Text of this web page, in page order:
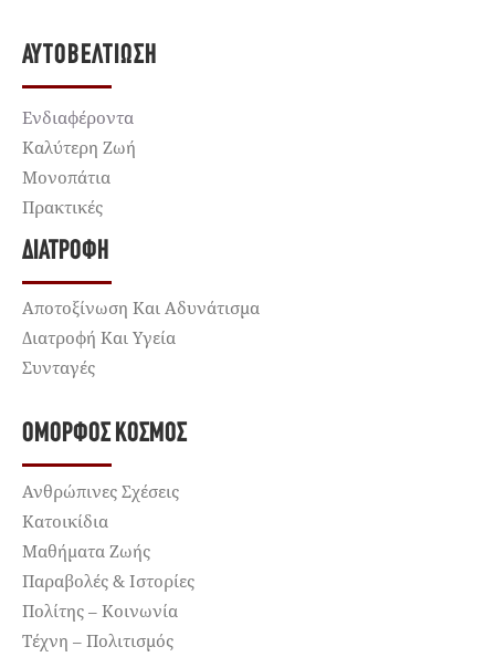
ΑΥΤΟΒΕΛΤΊΩΣΗ
Ενδιαφέροντα
Καλύτερη Ζωή
Μονοπάτια
Πρακτικές
ΔΙΑΤΡΟΦΉ
Αποτοξίνωση Και Αδυνάτισμα
Διατροφή Και Υγεία
Συνταγές
ΌΜΟΡΦΟΣ ΚΌΣΜΟΣ
Ανθρώπινες Σχέσεις
Κατοικίδια
Μαθήματα Ζωής
Παραβολές & Ιστορίες
Πολίτης – Κοινωνία
Τέχνη – Πολιτισμός